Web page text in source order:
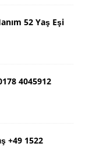
52 Yaş Eşi
4045912
+49 1522